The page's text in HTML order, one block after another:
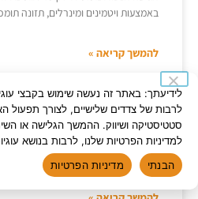
באמצעות ויטמינים ומינרלים, תזונה
להמשך קריאה »
שונישין – דיקור ילדים ללא מחטים
שיטה לטיפול באמצעות חוכמת הרפואה
בתינוקות וילדים עד גיל 6 (לעיתים 8).
לרבות של צדדים שלישיים, לצורך תפעול
סטטיסטיקה ושיווק. ההמשך הגלישה או
למדיניות הפרטיות שלנו, לרבות בנושא
הבנתי
מדיניות הפרטיות